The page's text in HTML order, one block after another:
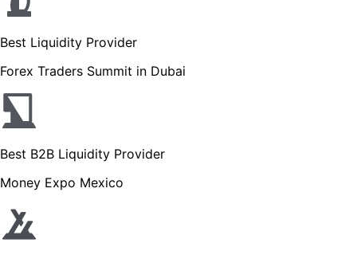
Best Liquidity Provider
Forex Traders Summit in Dubai
Best B2B Liquidity Provider
Money Expo Mexico